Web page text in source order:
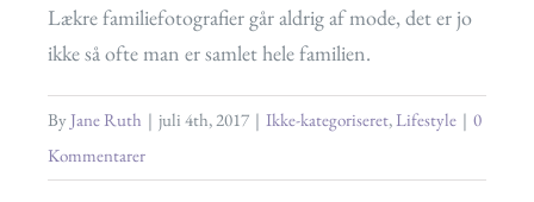
Lækre familiefotografier går aldrig af mode, det er jo
ikke så ofte man er samlet hele familien.
ByJane Ruth | juli 4th, 2017 | Ikke-kategoriseret,Lifestyle | 0
Kommentarer